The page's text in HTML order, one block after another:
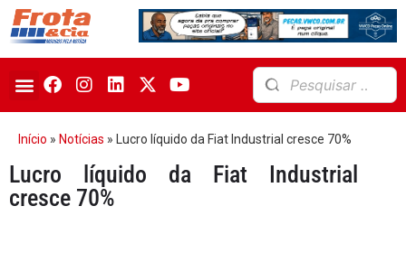
Início » Notícias » Lucro líquido da Fiat Industrial cresce 70%
Lucro líquido da Fiat Industrial
cresce 70%